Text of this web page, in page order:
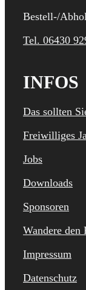
Bestell-/
Tel. 06430
INFOS
Das sollten
Freiwilliges
Jobs
Downloads
Sponsoren
Wandere den
Impressum
Datenschutz